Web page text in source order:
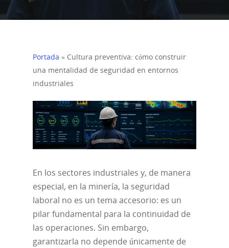
Portada » Cultura preventiva: cómo construir
una mentalidad de seguridad en entornos
industriales
En los sectores industriales y, de manera
especial, en la minería, la seguridad
laboral no es un tema accesorio: es un
pilar fundamental para la continuidad de
las operaciones. Sin embargo,
garantizarla no depende únicamente de